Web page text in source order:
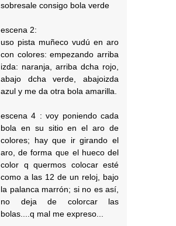
sobresale consigo bola verde
escena 2:
uso pista muñeco vudú en aro
con colores: empezando arriba
izda: naranja, arriba dcha rojo,
abajo dcha verde, abajoizda
azul y me da otra bola amarilla.
escena 4 : voy poniendo cada
bola en su sitio en el aro de
colores; hay que ir girando el
aro, de forma que el hueco del
color q quermos colocar esté
como a las 12 de un reloj, bajo
la palanca marrón; si no es así,
no deja de colorcar las
bolas....q mal me expreso...